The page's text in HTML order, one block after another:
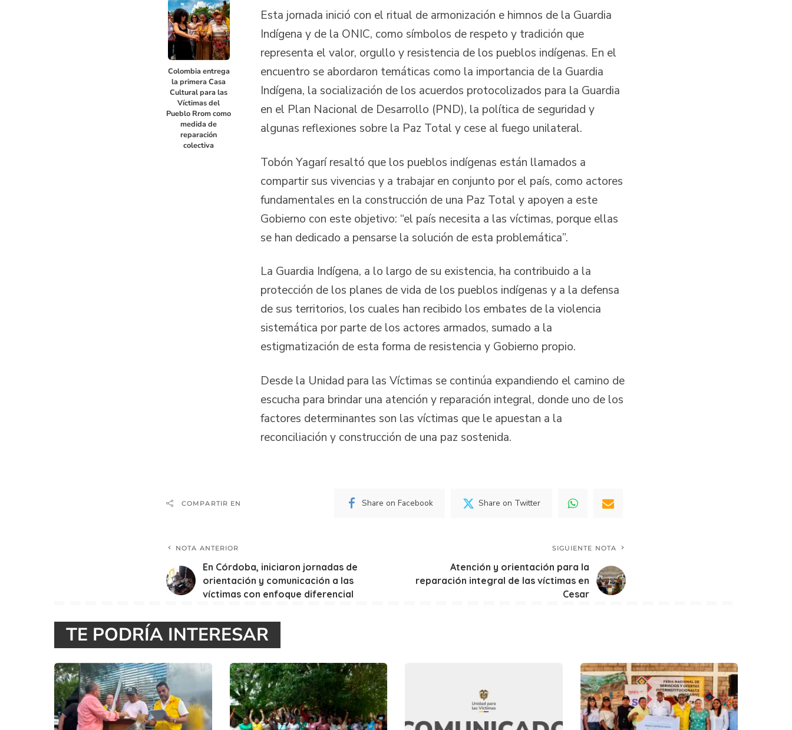
Colombia entrega
la primera Casa
Cultural para las
Víctimas del
Pueblo Rrom como
medida de
reparación
colectiva
Esta jornada inició con el ritual de armonización e himnos de la Guardia
Indígena y de la ONIC, como símbolos de respeto y tradición que
representa el valor, orgullo y resistencia de los pueblos indígenas. En el
encuentro se abordaron temáticas como la importancia de la Guardia
Indígena, la socialización de los acuerdos protocolizados para la Guardia
en el Plan Nacional de Desarrollo (PND), la política de seguridad y
algunas reflexiones sobre la Paz Total y cese al fuego unilateral.
Tobón Yagarí resaltó que los pueblos indígenas están llamados a
compartir sus vivencias y a trabajar en conjunto por el país, como actores
fundamentales en la construcción de una Paz Total y apoyen a este
Gobierno con este objetivo: “el país necesita a las víctimas, porque ellas
se han dedicado a pensarse la solución de esta problemática”.
La Guardia Indígena, a lo largo de su existencia, ha contribuido a la
protección de los planes de vida de los pueblos indígenas y a la defensa
de sus territorios, los cuales han recibido los embates de la violencia
sistemática por parte de los actores armados, sumado a la
estigmatización de esta forma de resistencia y Gobierno propio.
Desde la Unidad para las Víctimas se continúa expandiendo el camino de
escucha para brindar una atención y reparación integral, donde uno de los
factores determinantes son las víctimas que le apuestan a la
reconciliación y construcción de una paz sostenida.
COMPARTIR EN Share on Facebook Share on Twitter
NOTA ANTERIOR
En Córdoba, iniciaron jornadas de
orientación y comunicación a las
víctimas con enfoque diferencial
SIGUIENTE NOTA
Atención y orientación para la
reparación integral de las víctimas en
Cesar
TE PODRÍA INTERESAR